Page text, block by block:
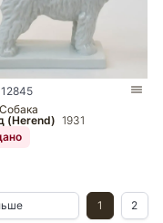
(Herend) 1931
1 2